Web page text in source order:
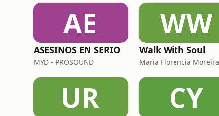
AE
ASESINOS EN SERIO
MYD - PROSOUND
WW
Walk With Soul
Maria Florencia Moreira
UR CY